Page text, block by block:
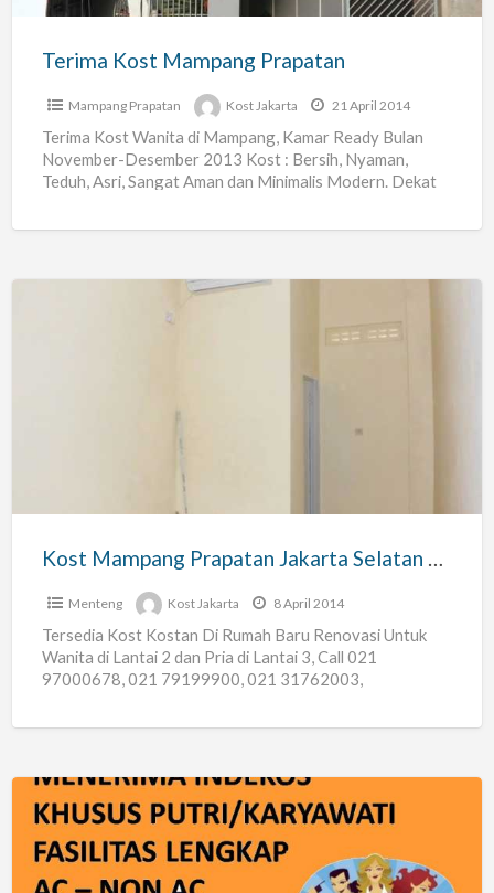
Terima Kost Mampang Prapatan
Mampang Prapatan Kost Jakarta 21 April 2014
Terima Kost Wanita di Mampang, Kamar Ready Bulan
November-Desember 2013 Kost : Bersih, Nyaman,
Teduh, Asri, Sangat Aman dan Minimalis Modern. Dekat
Baru
Kost Mampang Prapatan Jakarta Selatan Bangunan Baru
Menteng Kost Jakarta 8 April 2014
Tersedia Kost Kostan Di Rumah Baru Renovasi Untuk
Wanita di Lantai 2 dan Pria di Lantai 3, Call 021
97000678, 021 79199900, 021 31762003,
Indekos
Karyawati